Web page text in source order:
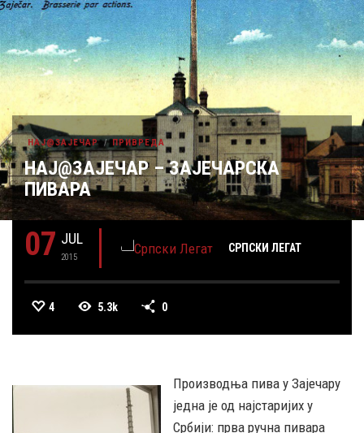
НАЈ@ЗАЈЕЧАР ПРИВРЕДА
НАЈ@ЗАЈЕЧАР – ЗАЈЕЧАРСКА
ПИВАРА
07 JUL
2015
СРПСКИ ЛЕГАТ
4 5.3k 0
Производња пива у Зајечару
једна је од најстаријих у
Србији: прва ручна пивара